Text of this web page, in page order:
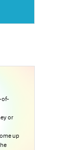
of-
or
up